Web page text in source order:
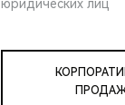
юридических лиц